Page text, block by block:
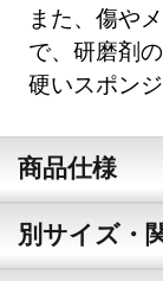
また、傷や
で、研磨剤
硬いスポン
商品仕様
別サイズ・